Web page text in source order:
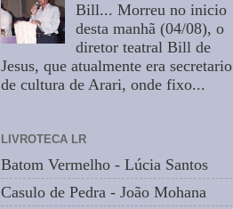
Bill... Morreu no inicio
desta manhã (04/08), o
diretor teatral Bill de
Jesus, que atualmente era secretario
de cultura de Arari, onde fixo...
LIVROTECA LR
Batom Vermelho - Lúcia Santos
Casulo de Pedra - João Mohana